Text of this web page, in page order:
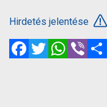
Hirdetés jelentése
FacebookTwitterWhatsApp
Viber